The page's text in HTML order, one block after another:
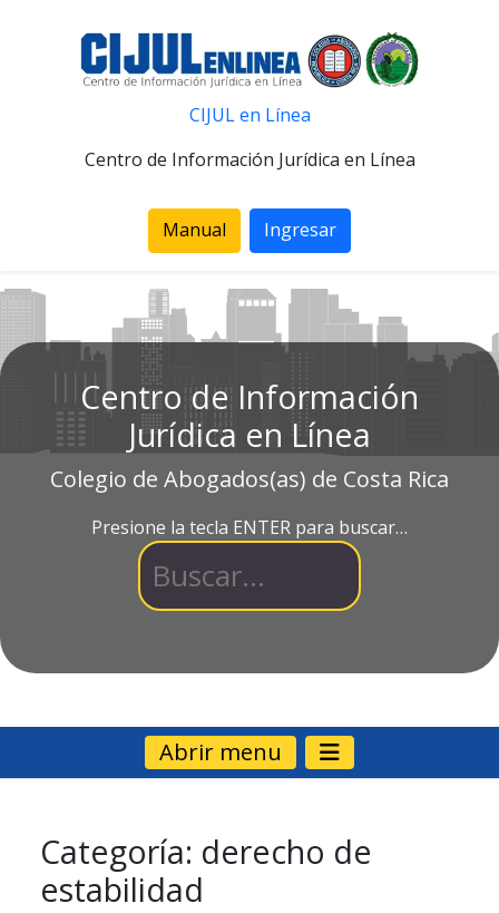
CIJUL en Línea
Centro de Información Jurídica en Línea
Manual Ingresar
Centro de Información
Jurídica en Línea
Colegio de Abogados(as) de Costa Rica
Presione la tecla ENTER para buscar…
Abrir menu
Categoría: derecho de
estabilidad